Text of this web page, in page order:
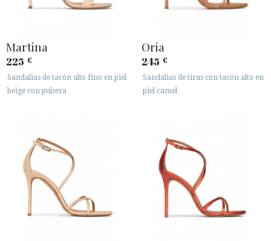
Martina
225 €
Sandalias de tacón alto fino en piel
beige con pulsera
Oria
245 €
Sandalias de tiras con tacón alto en
piel camel